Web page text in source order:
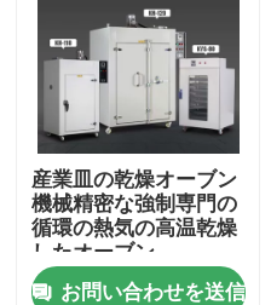
企業情報
接触
製品
実験室のより乾燥した
産業皿の乾燥オーブン
機械精密な強制専門の
循環の熱気の高温乾燥
したオーブン
お問い合わせを送信